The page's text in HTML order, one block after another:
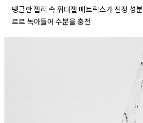
탱글한 젤리 속 워터젤 매트릭스가 진정 성
르르 녹아들어 수분을 충전